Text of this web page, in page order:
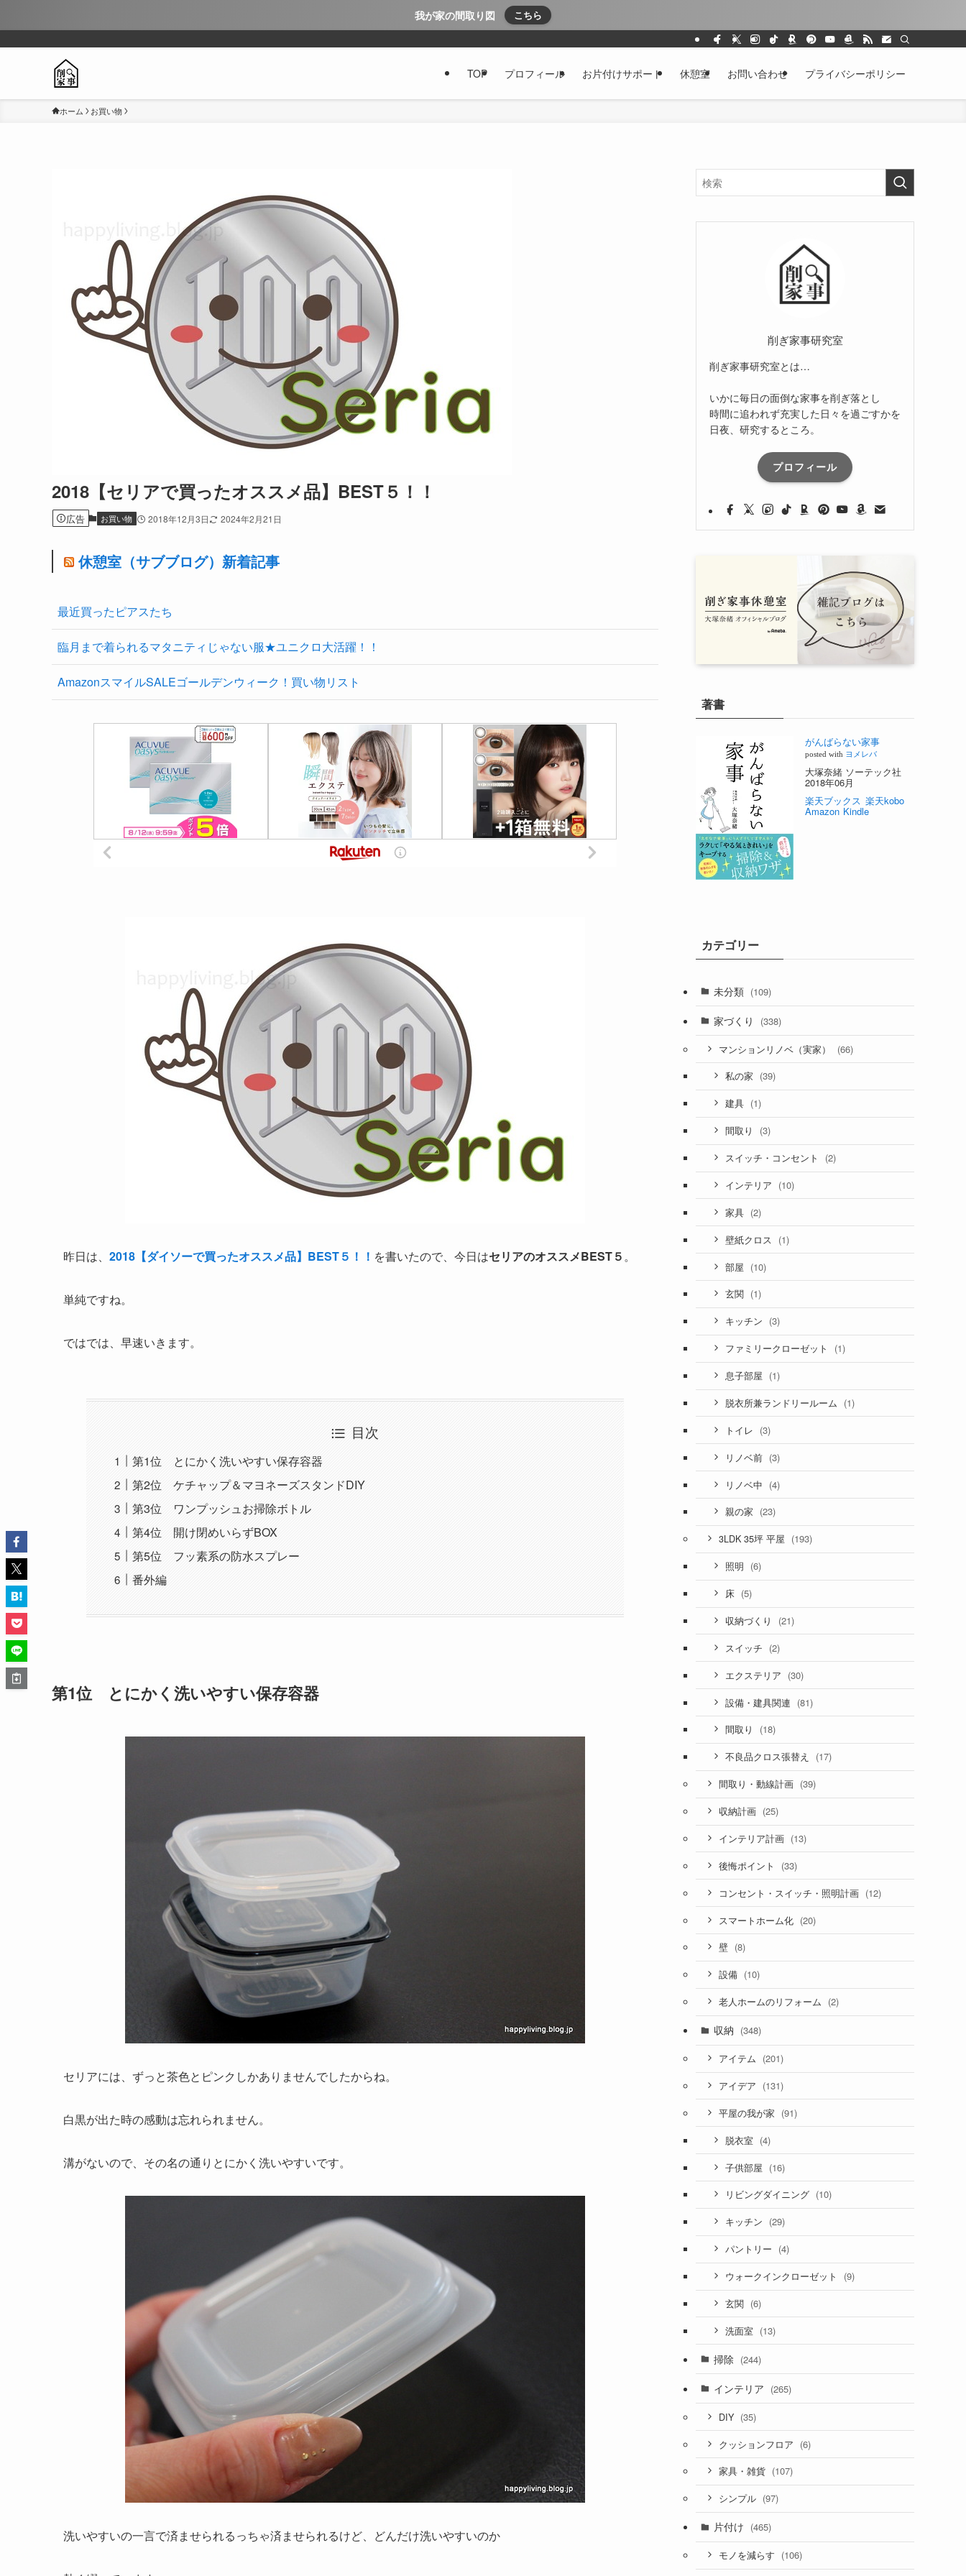
我が家の間取り図 こちら
TOP プロフィール お片付けサポート 休憩室 お問い合わせ プライバシーポリシー
ホーム お買い物
2018【セリアで買ったオススメ品】BEST５！！
広告 お買い物 2018年12月3日 2024年2月21日
休憩室（サブブログ）新着記事
最近買ったピアスたち
臨月まで着られるマタニティじゃない服★ユニクロ大活躍！！
AmazonスマイルSALEゴールデンウィーク！買い物リスト
昨日は、 2018【ダイソーで買ったオススメ品】BEST５！！ を書いたので、今日はセリアのオススメBEST５。
単純ですね。
ではでは、早速いきます。
目次
第1位 とにかく洗いやすい保存容器
第2位 ケチャップ＆マヨネーズスタンドDIY
第3位 ワンプッシュお掃除ボトル
第4位 開け閉めいらずBOX
第5位 フッ素系の防水スプレー
番外編
第1位 とにかく洗いやすい保存容器
セリアには、ずっと茶色とピンクしかありませんでしたからね。
白黒が出た時の感動は忘れられません。
溝がないので、その名の通りとにかく洗いやすいです。
洗いやすいの一言で済ませられるっちゃ済ませられるけど、どんだけ洗いやすいのか
削ぎ家事研究室
削ぎ家事研究室とは…
いかに毎日の面倒な家事を削ぎ落とし
時間に追われず充実した日々を過ごすかを
日夜、研究するところ。
プロフィール
著書
がんばらない家事
posted with ヨメレバ
大塚奈緒 ソーテック社
2018年06月
楽天ブックス 楽天kobo
Amazon Kindle
カテゴリー
未分類 (109)
家づくり (338)
マンションリノベ（実家） (66)
私の家 (39)
建具 (1)
間取り (3)
スイッチ・コンセント (2)
インテリア (10)
家具 (2)
壁紙クロス (1)
部屋 (10)
玄関 (1)
キッチン (3)
ファミリークローゼット (1)
息子部屋 (1)
脱衣所兼ランドリールーム (1)
トイレ (3)
リノベ前 (3)
リノベ中 (4)
親の家 (23)
3LDK 35坪 平屋 (193)
照明 (6)
床 (5)
収納づくり (21)
スイッチ (2)
エクステリア (30)
設備・建具関連 (81)
間取り (18)
不良品クロス張替え (17)
間取り・動線計画 (39)
収納計画 (25)
インテリア計画 (13)
後悔ポイント (33)
コンセント・スイッチ・照明計画 (12)
スマートホーム化 (20)
壁 (8)
設備 (10)
老人ホームのリフォーム (2)
収納 (348)
アイテム (201)
アイデア (131)
平屋の我が家 (91)
脱衣室 (4)
子供部屋 (16)
リビングダイニング (10)
キッチン (29)
パントリー (4)
ウォークインクローゼット (9)
玄関 (6)
洗面室 (13)
掃除 (244)
インテリア (265)
DIY (35)
クッションフロア (6)
家具・雑貨 (107)
シンプル (97)
片付け (465)
モノを減らす (106)